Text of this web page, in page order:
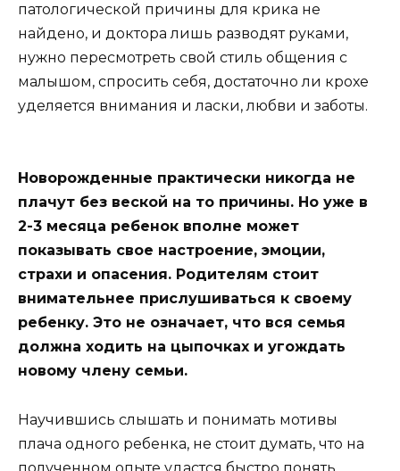
патологической причины для крика не
найдено, и доктора лишь разводят руками,
нужно пересмотреть свой стиль общения с
малышом, спросить себя, достаточно ли крохе
уделяется внимания и ласки, любви и заботы.
Новорожденные практически никогда не
плачут без веской на то причины. Но уже в
2-3 месяца ребенок вполне может
показывать свое настроение, эмоции,
страхи и опасения. Родителям стоит
внимательнее прислушиваться к своему
ребенку. Это не означает, что вся семья
должна ходить на цыпочках и угождать
новому члену семьи.
Научившись слышать и понимать мотивы
плача одного ребенка, не стоит думать, что на
полученном опыте удастся быстро понять